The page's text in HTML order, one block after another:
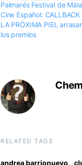
Palmarés Festival de
Cine Español: CALLBACK
LA PRÓXIMA PIEL
los premios
RELATED TAGS
andrea barrionuevo,